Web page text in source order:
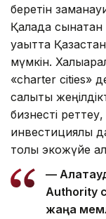
беретін
Қалада
уақытта
мүмкін.
«charter cities»
салықтық
бизнесті
инвестициялық
толық экожүйе
—
Authority
жаңа